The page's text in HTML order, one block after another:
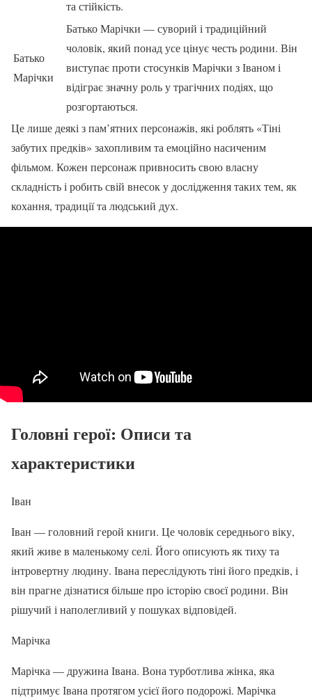
та стійкість.
Батько
Марічки
Батько Марічки — суворий і традиційний
чоловік, який понад усе цінує честь родини. Він
виступає проти стосунків Марічки з Іваном і
відіграє значну роль у трагічних подіях, що
розгортаються.
Це лише деякі з пам’ятних персонажів, які роблять «Тіні
забутих предків» захопливим та емоційно насиченим
фільмом. Кожен персонаж привносить свою власну
складність і робить свій внесок у дослідження таких тем, як
кохання, традиції та людський дух.
Головні герої: Описи та
характеристики
Іван
Іван — головний герой книги. Це чоловік середнього віку,
який живе в маленькому селі. Його описують як тиху та
інтровертну людину. Івана переслідують тіні його предків, і
він прагне дізнатися більше про історію своєї родини. Він
рішучий і наполегливий у пошуках відповідей.
Марічка
Марічка — дружина Івана. Вона турботлива жінка, яка
підтримує Івана протягом усієї його подорожі. Марічка